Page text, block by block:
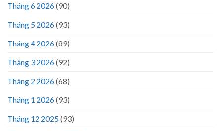
Tháng 6 2026(90)
Tháng 5 2026(93)
Tháng 4 2026(89)
Tháng 3 2026(92)
Tháng 2 2026(68)
Tháng 1 2026(93)
Tháng 12 2025(93)